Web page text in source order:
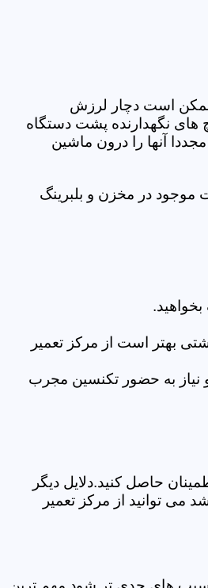
ممکن است دچار لرزش
های نگهدارنده پشت دستگاه
آنها را درون ماشین
موجود در مخزن و بلبرینگ
بهتر است از مرکز تعمیر
نیاز به حضور تکنسین مجرب
حاصل کنید.دلایل دیگر
توانید از مرکز تعمیر